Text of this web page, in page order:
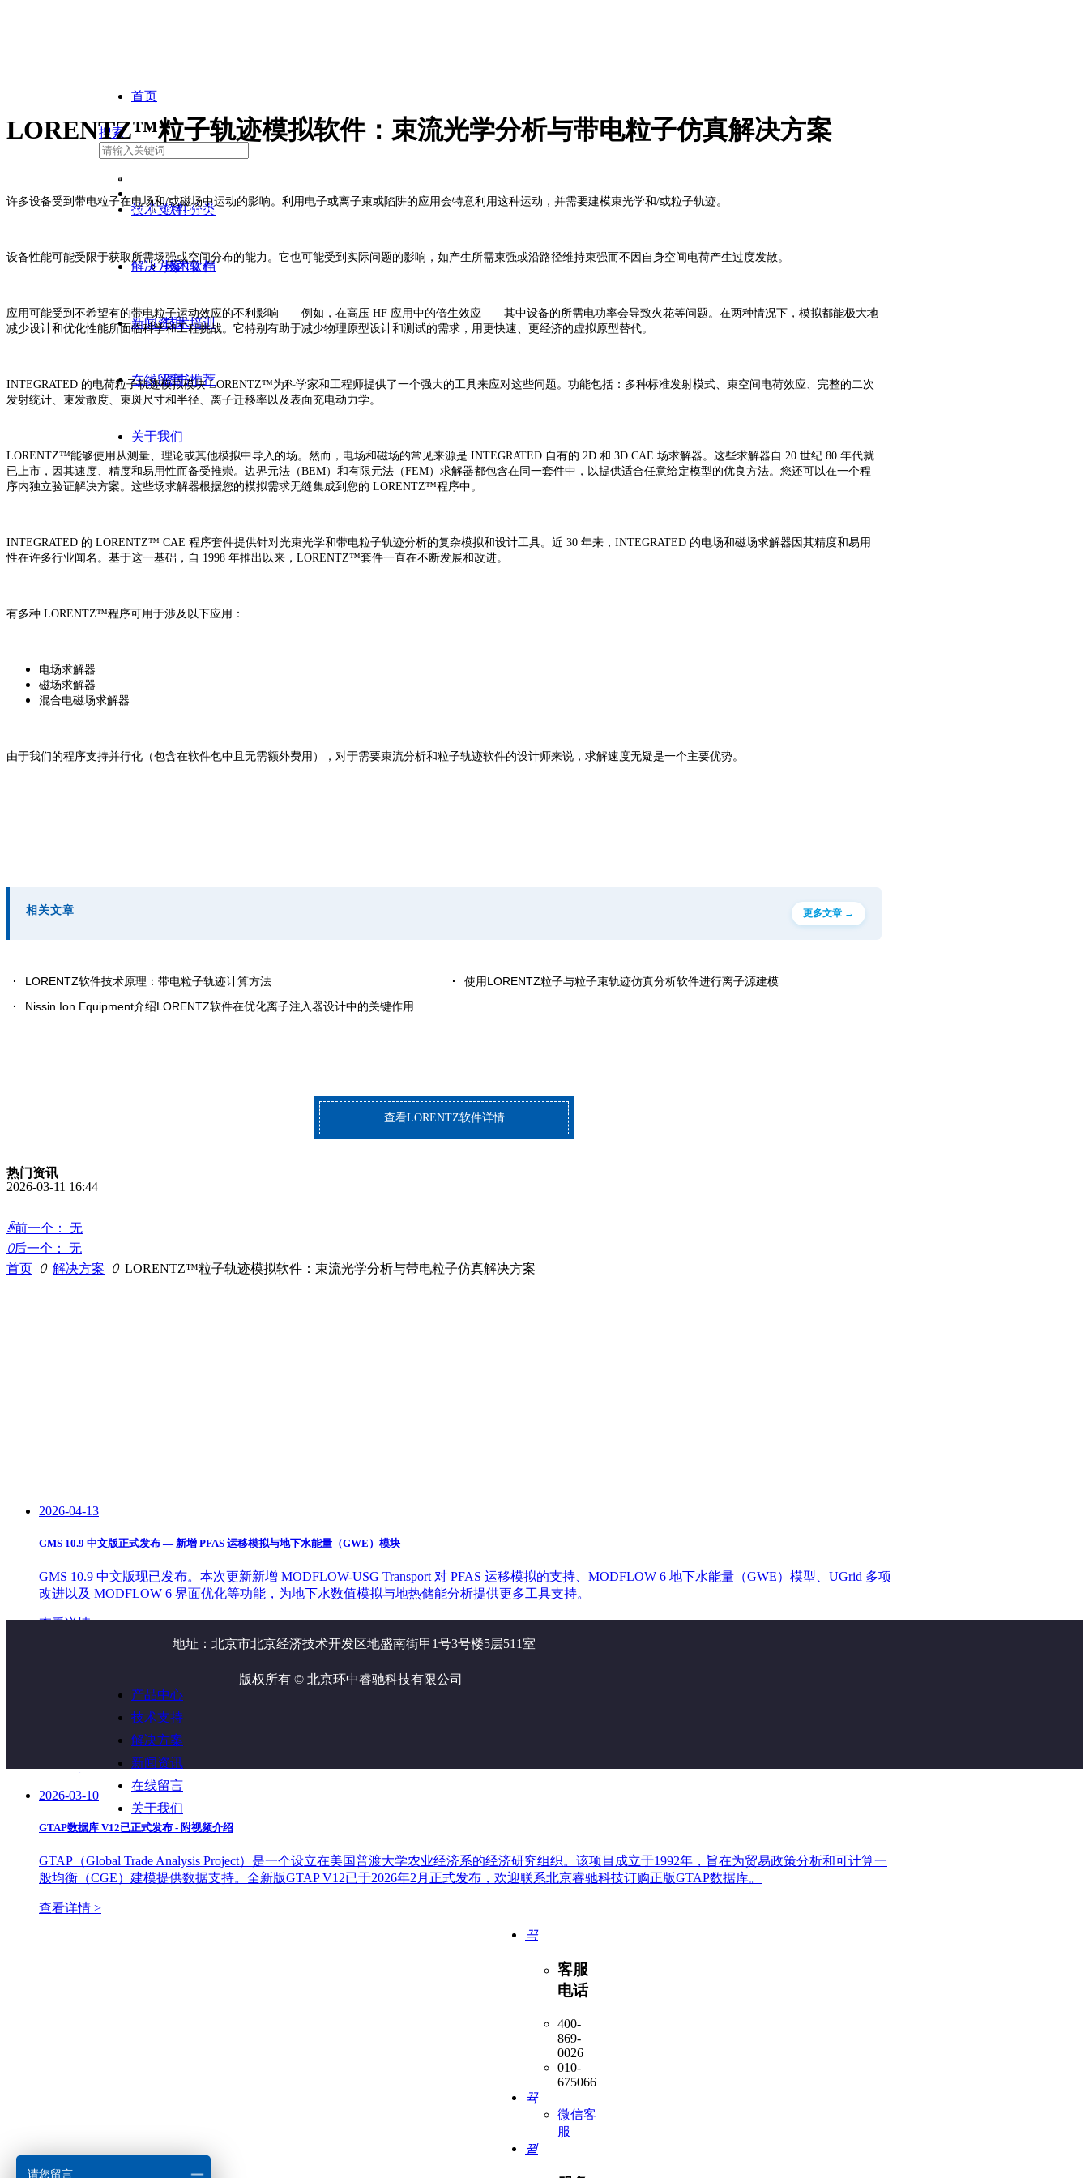
首页
软件产品
软件分类
热门软件
技术支持
技术文档
技术培训
图书推荐
解决方案
新闻资讯
在线留言
关于我们
搜索
欢迎您访问环中睿驰！
400-869-0026 010-67506619
n
LORENTZ™粒子轨迹模拟软件：束流光学分析与带电粒子仿真解决方案
许多设备受到带电粒子在电场和/或磁场中运动的影响。利用电子或离子束或陷阱的应用会特意利用这种运动，并需要建模束光学和/或粒子轨迹。
设备性能可能受限于获取所需场强或空间分布的能力。它也可能受到实际问题的影响，如产生所需束强或沿路径维持束强而不因自身空间电荷产生过度发散。
应用可能受到不希望有的带电粒子运动效应的不利影响——例如，在高压 HF 应用中的倍生效应——其中设备的所需电功率会导致火花等问题。在两种情况下，模拟都能极大地
减少设计和优化性能所面临科学和工程挑战。它特别有助于减少物理原型设计和测试的需求，用更快速、更经济的虚拟原型替代。
INTEGRATED 的电荷粒子轨迹模拟模块 LORENTZ™为科学家和工程师提供了一个强大的工具来应对这些问题。功能包括：多种标准发射模式、束空间电荷效应、完整的二次
发射统计、束发散度、束斑尺寸和半径、离子迁移率以及表面充电动力学。
LORENTZ™能够使用从测量、理论或其他模拟中导入的场。然而，电场和磁场的常见来源是 INTEGRATED 自有的 2D 和 3D CAE 场求解器。这些求解器自 20 世纪 80 年代就
已上市，因其速度、精度和易用性而备受推崇。边界元法（BEM）和有限元法（FEM）求解器都包含在同一套件中，以提供适合任意给定模型的优良方法。您还可以在一个程
序内独立验证解决方案。这些场求解器根据您的模拟需求无缝集成到您的 LORENTZ™程序中。
INTEGRATED 的 LORENTZ™ CAE 程序套件提供针对光束光学和带电粒子轨迹分析的复杂模拟和设计工具。近 30 年来，INTEGRATED 的电场和磁场求解器因其精度和易用
性在许多行业闻名。基于这一基础，自 1998 年推出以来，LORENTZ™套件一直在不断发展和改进。
有多种 LORENTZ™程序可用于涉及以下应用：
电场求解器
磁场求解器
混合电磁场求解器
由于我们的程序支持并行化（包含在软件包中且无需额外费用），对于需要束流分析和粒子轨迹软件的设计师来说，求解速度无疑是一个主要优势。
相关文章 更多文章 →
LORENTZ软件技术原理：带电粒子轨迹计算方法
使用LORENTZ粒子与粒子束轨迹仿真分析软件进行离子源建模
Nissin Ion Equipment介绍LORENTZ软件在优化离子注入器设计中的关键作用
查看LORENTZ软件详情
热门资讯
2026-03-11 16:44
ꄴ前一个：
无
ꄲ后一个：
无
首页 ꄲ 解决方案 ꄲ LORENTZ™粒子轨迹模拟软件：束流光学分析与带电粒子仿真解决方案
2026-04-13
GMS 10.9 中文版正式发布 — 新增 PFAS 运移模拟与地下水能量（GWE）模块
GMS 10.9 中文版现已发布。本次更新新增 MODFLOW-USG Transport 对 PFAS 运移模拟的支持、MODFLOW 6 地下水能量（GWE）模型、UGrid 多项
改进以及 MODFLOW 6 界面优化等功能，为地下水数值模拟与地热储能分析提供更多工具支持。
查看详情 >
Origin 2026 SR1 服务更新包发布
Origin 2026 服务更新包1现已发布，适用于更新现有Origin或OriginPro 2026 SR0安装或全新安装。本次更新修正了智能填充、Excel公式、分组绘图批量
操作及合并图形兼容性等多处问题，并解决了部分崩溃错误。安装后版本号将升级到10.3.0.197，用户可通过“帮助：关于Origin”确认更新完成。
查看详情 >
2026-03-10
GTAP数据库 V12已正式发布 - 附视频介绍
GTAP（Global Trade Analysis Project）是一个设立在美国普渡大学农业经济系的经济研究组织。该项目成立于1992年，旨在为贸易政策分析和可计算一
般均衡（CGE）建模提供数据支持。全新版GTAP V12已于2026年2月正式发布，欢迎联系北京睿驰科技订购正版GTAP数据库。
查看详情 >
地址：北京市北京经济技术开发区地盛南街甲1号3号楼5层511室
版权所有 © 北京环中睿驰科技有限公司
产品中心
技术支持
解决方案
新闻资讯
在线留言
关于我们
끅
客服
电话
400-
869-
0026
010-
67506619
뀩
微信客
服
뀥
请您留言